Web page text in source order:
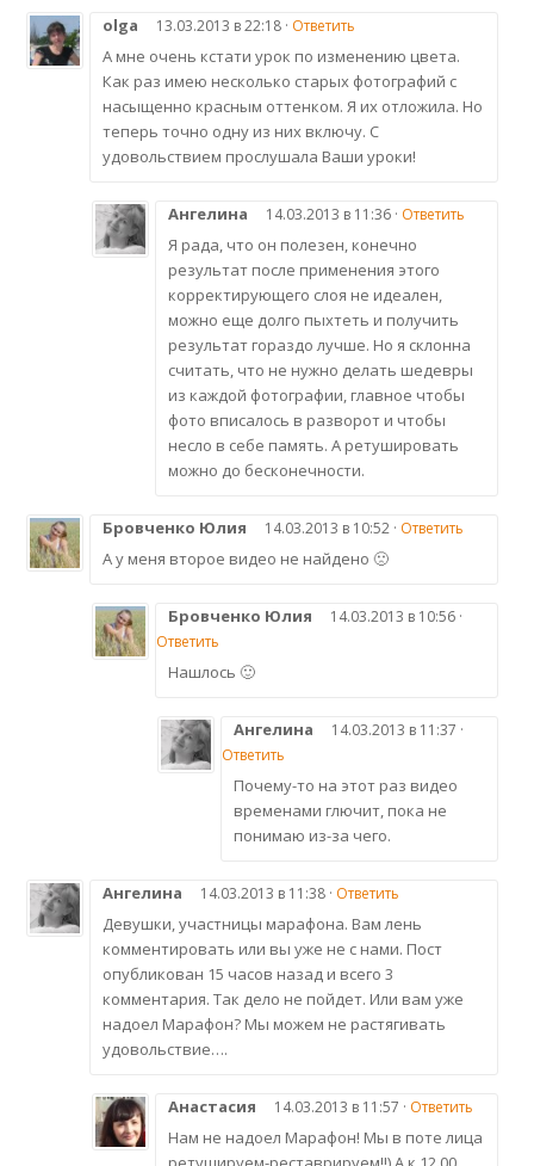
olga 13.03.2013 в 22:18 · Ответить
А мне очень кстати урок по изменению цвета.
Как раз имею несколько старых фотографий с
насыщенно красным оттенком. Я их отложила. Но
теперь точно одну из них включу. С
удовольствием прослушала Ваши уроки!
Ангелина 14.03.2013 в 11:36 · Ответить
Я рада, что он полезен, конечно
результат после применения этого
корректирующего слоя не идеален,
можно еще долго пыхтеть и получить
результат гораздо лучше. Но я склонна
считать, что не нужно делать шедевры
из каждой фотографии, главное чтобы
фото вписалось в разворот и чтобы
несло в себе память. А ретушировать
можно до бесконечности.
Бровченко Юлия 14.03.2013 в 10:52 · Ответить
А у меня второе видео не найдено 🙁
Бровченко Юлия
14.03.2013 в 10:56 ·
Ответить
Нашлось 🙂
Ангелина
14.03.2013 в 11:37 ·
Ответить
Почему-то на этот раз видео
временами глючит, пока не
понимаю из-за чего.
Ангелина 14.03.2013 в 11:38 · Ответить
Девушки, участницы марафона. Вам лень
комментировать или вы уже не с нами. Пост
опубликован 15 часов назад и всего 3
комментария. Так дело не пойдет. Или вам уже
надоел Марафон? Мы можем не растягивать
удовольствие….
Анастасия 14.03.2013 в 11:57 · Ответить
Нам не надоел Марафон! Мы в поте лица